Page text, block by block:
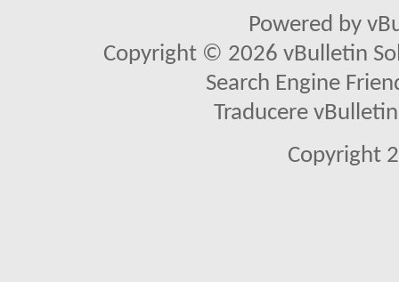
Powered by
Copyright © 2026 vBulletin
Search Engine
Traducere
Copyright